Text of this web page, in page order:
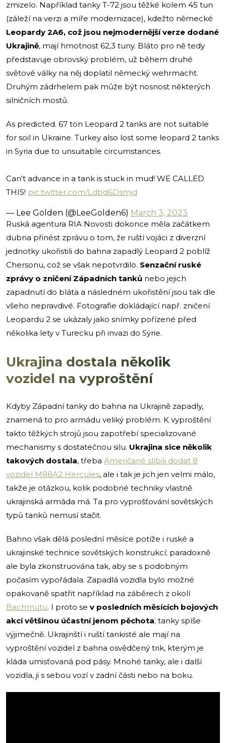
zmizelo. Například tanky T-72 jsou těžké kolem 45 tun
(záleží na verzi a míře modernizace), kdežto německé
Leopardy 2A6, což jsou nejmodernější verze dodané
Ukrajině, mají hmotnost 62,3 tuny. Bláto pro ně tedy
představuje obrovský problém, už během druhé
světové války na něj doplatil německý wehrmacht.
Druhým zádrhelem pak může být nosnost některých
silničních mostů.
As predicted. 67 ton Leopard 2 tanks are not suitable
for soil in Ukraine. Turkey also lost some leopard 2 tanks
in Syria due to unsuitable circumstances.
Can't advance in a tank is stuck in mud! WE CALLED
THIS! pic.twitter.com/Ldbd6Dsmjd
— Lee Golden (@LeeGolden6) March 3, 2023
Ruská agentura RIA Novosti dokonce měla začátkem
dubna přinést zprávu o tom, že ruští vojáci z diverzní
jednotky ukořistili do bahna zapadlý Leopard 2 poblíž
Chersonu, což se však nepotvrdilo. Senzační ruské
zprávy o zničení Západních tanků nebo jejich
zapadnutí do bláta a následném ukořistění jsou tak dle
všeho nepravdivé. Fotografie dokládající např. zničení
Leopardu 2 se ukázaly jako snímky pořízené před
několika lety v Turecku při invazi do Sýrie.
Ukrajina dostala několik
vozidel na vyproštění
Kdyby Západní tanky do bahna na Ukrajině zapadly,
znamená to pro armádu veliký problém. K vyproštění
takto těžkých strojů jsou zapotřebí specializované
mechanismy s dostatečnou silu. Ukrajina sice několik
takových dostala, třeba Američané slíbili dodat 8
vozidel M88A2 Hercules, ale i tak je jich jen velmi málo,
takže je otázkou, kolik podobné techniky vlastně
ukrajinská armáda má. Ta pro vyprošťování sovětských
typů tanků nemusí stačit.
Bahno však dělá poslední měsíce potíže i ruské a
ukrajinské technice sovětských konstrukcí; paradoxně
ale byla zkonstruována tak, aby se s podobným
počasím vypořádala. Zapadlá vozidla bylo možné
opakovaně spatřit například na záběrech z okolí
Bachmutu. I proto se v posledních měsících bojových
akcí většinou účastní jenom pěchota; tanky spíše
výjimečně. Ukrajinští i ruští tankisté ale mají na
vyproštění vozidel z bahna osvědčený trik, kterým je
kláda umisťovaná pod pásy. Mnohé tanky, ale i další
vozidla, ji s sebou vozí v zadní části nebo na boku.